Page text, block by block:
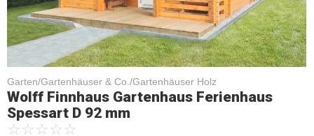
Garten/Gartenhäuser & Co./Gartenhäuser Holz
Wolff Finnhaus Gartenhaus Ferienhaus
Spessart D 92 mm
☆☆☆☆☆